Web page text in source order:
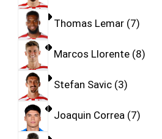
Thomas Lemar 7
Marcos Llorente 8
Stefan Savic 3
Joaquin Correa 7